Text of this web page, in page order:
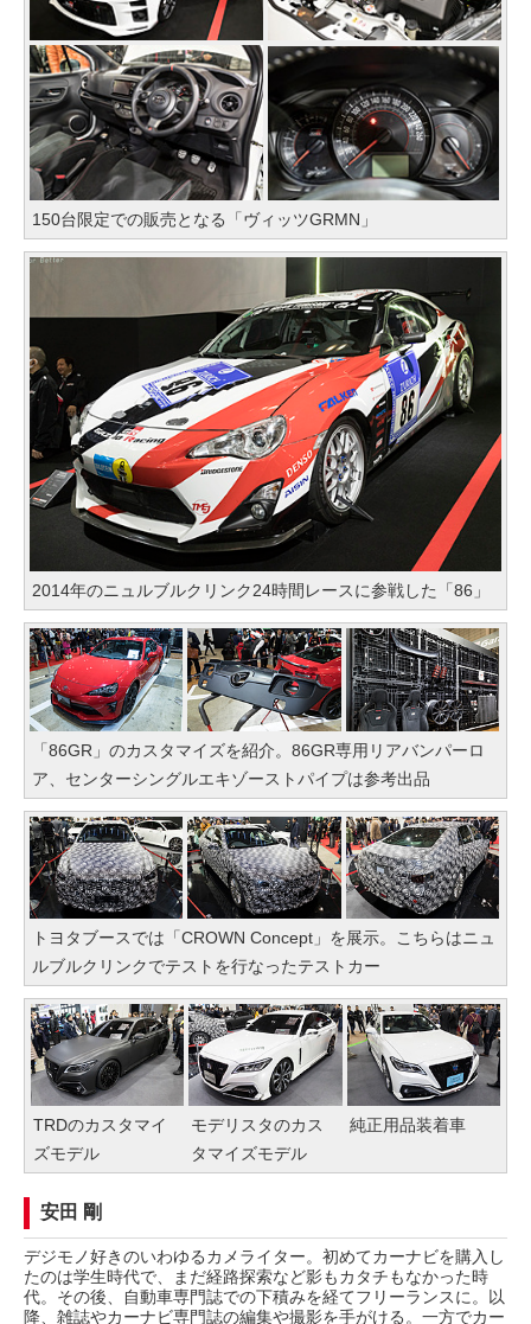
150台限定での販売となる「ヴィッツGRMN」
2014年のニュルブルクリンク24時間レースに参戦した「86」
「86GR」のカスタマイズを紹介。86GR専用リアバンパーロ
ア、センターシングルエキゾーストパイプは参考出品
トヨタブースでは「CROWN Concept」を展示。こちらはニュ
ルブルクリンクでテストを行なったテストカー
TRDのカスタマイ
ズモデル
モデリスタのカス
タマイズモデル
純正用品装着車
安田 剛
デジモノ好きのいわゆるカメライター。初めてカーナビを購入し
たのは学生時代で、まだ経路探索など影もカタチもなかった時
代。その後、自動車専門誌での下積みを経てフリーランスに。以
降、雑誌やカーナビ専門誌の編集や撮影を手がける。一方でカー